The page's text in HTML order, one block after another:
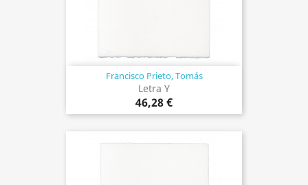
Francisco Prieto, Tomás
Letra Y
46,28 €